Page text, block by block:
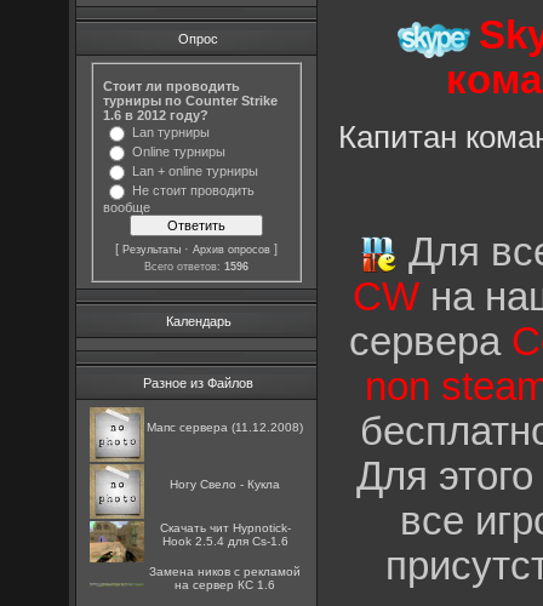
Опрос
Стоит ли проводить
турниры по Counter Strike
1.6 в 2012 году?
Lan турниры
Online турниры
Lan + online турниры
Не стоит проводить
вообще
[Результаты ·Архив опросов ]
Всего ответов:1596
Календарь
Разное из Файлов
Мапс сервера (11.12.2008)
Ногу Свело - Кукла
Скачать чит Hypnotick-
Hook 2.5.4 для Cs-1.6
Замена ников с рекламой
на сервер КС 1.6
Капитан
Для
CWна
сервера
non
Для
все